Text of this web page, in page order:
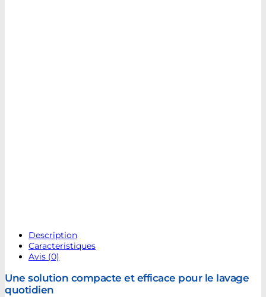
Description
Caracteristiques
Avis (0)
Une solution compacte et efficace pour le lavage
quotidien